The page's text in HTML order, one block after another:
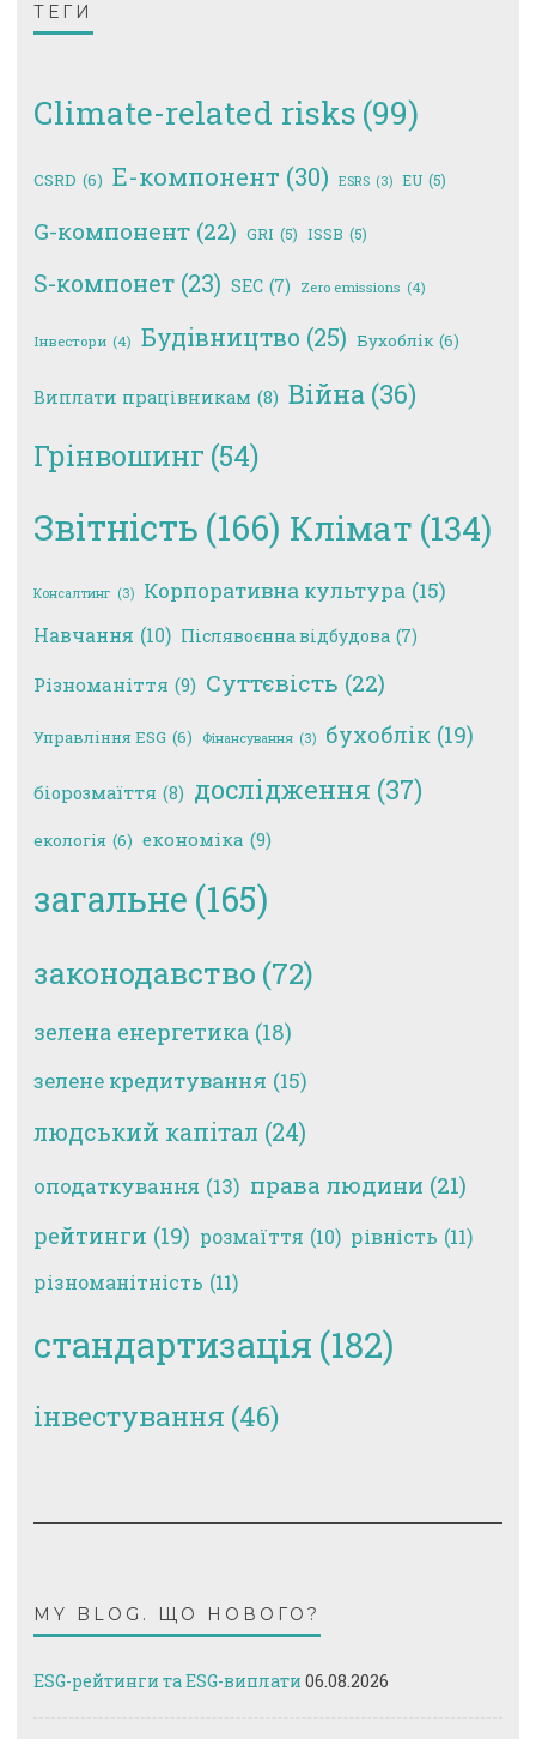
ТЕГИ
Climate-related risks (99)
CSRD (6) E-компонент (30) ESRS (3) EU (5)
G-компонент (22) GRI (5) ISSB (5)
S-компонет (23) SEC (7) Zero emissions (4)
Інвестори (4) Будівництво (25) Бухоблік (6)
Виплати працівникам (8) Війна (36)
Грінвошинг (54)
Звітність (166) Клімат (134)
Консалтинг (3) Корпоративна культура (15)
Навчання (10) Післявоєнна відбудова (7)
Різноманіття (9) Суттєвість (22)
Управління ESG (6) Фінансування (3) бухоблік (19)
біорозмаїття (8) дослідження (37)
екологія (6) економіка (9)
загальне (165)
законодавство (72)
зелена енергетика (18)
зелене кредитування (15)
людський капітал (24)
оподаткування (13) права людини (21)
рейтинги (19) розмаїття (10) рівність (11)
різноманітність (11)
стандартизація (182)
інвестування (46)
MY BLOG. ЩО НОВОГО?
ESG-рейтинги та ESG-виплати 06.08.2026